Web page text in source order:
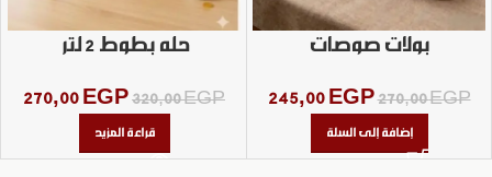
بولات صوصات
270,00EGP
245,00 EGP
إضافة إلى السلة
حله بطوط 2 لتر
320,00EGP
270,00 EGP
قراءة المزيد